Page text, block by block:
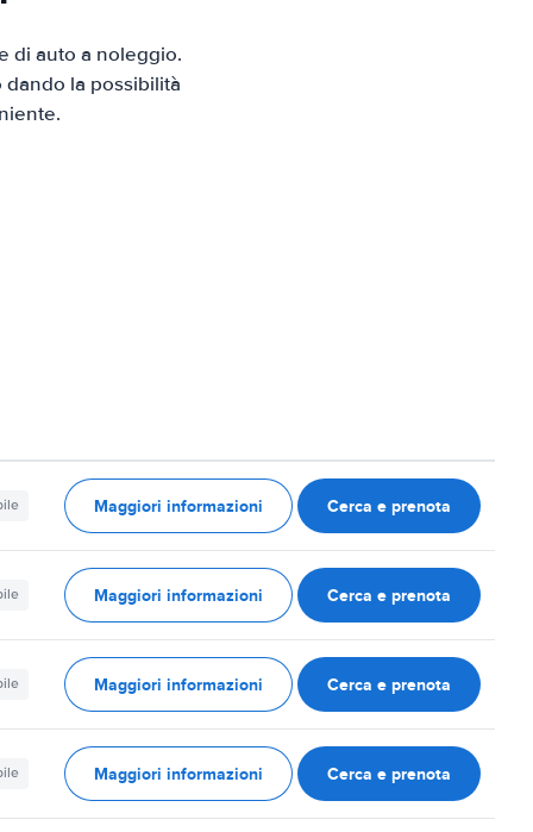
di auto a noleggio.
la possibilità
Maggiori informazioni Cerca e prenota
Maggiori informazioni Cerca e prenota
Maggiori informazioni Cerca e prenota
Maggiori informazioni Cerca e prenota